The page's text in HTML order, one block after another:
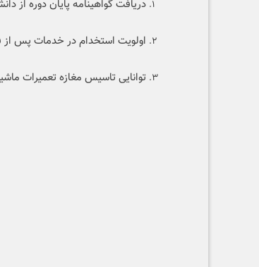
دریافت گواهینامه پایان دوره از
اولویت استخدام در خدمات پس
توانایی تاسیس مغازه تعمیرات